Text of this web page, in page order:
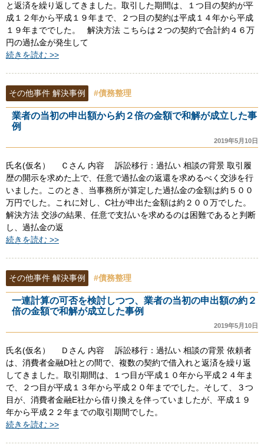
と返済を繰り返してきました。取引した期間は、１つ目の契約が平
成１２年から平成１９年まで、２つ目の契約は平成１４年から平成
１９年まででした。 解決方法 こちらは２つの契約で合計約４６万
円の過払金が発生して
続きを読む >>
その他事件 解決事例 #債務整理
業者の当初の申出額から約２倍の金額で和解が成立した事
例
2019年5月10日
氏名(仮名） Ｃさん 内容 訴訟移行：過払い 相談の背景 取引履
歴の開示を求めた上で、任意で過払金の返還を求めるべく交渉を行
いました。このとき、当事務所が算定した過払金の金額は約５００
万円でした。これに対し、C社が申出た金額は約２００万でした。
解決方法 交渉の結果、任意で支払いを求めるのは困難であると判断
し、過払金の返
続きを読む >>
その他事件 解決事例 #債務整理
一連計算の可否を検討しつつ、業者の当初の申出額の約２
倍の金額で和解が成立した事例
2019年5月10日
氏名(仮名） Ｄさん 内容 訴訟移行：過払い 相談の背景 依頼者
は、消費者金融D社との間で、複数の契約で借入れと返済を繰り返
してきました。取引期間は、１つ目が平成１０年から平成２４年ま
で、２つ目が平成１３年から平成２０年まででした。そして、３つ
目が、消費者金融E社から借り換えを伴っていましたが、平成１９
年から平成２２年までの取引期間でした。
続きを読む >>